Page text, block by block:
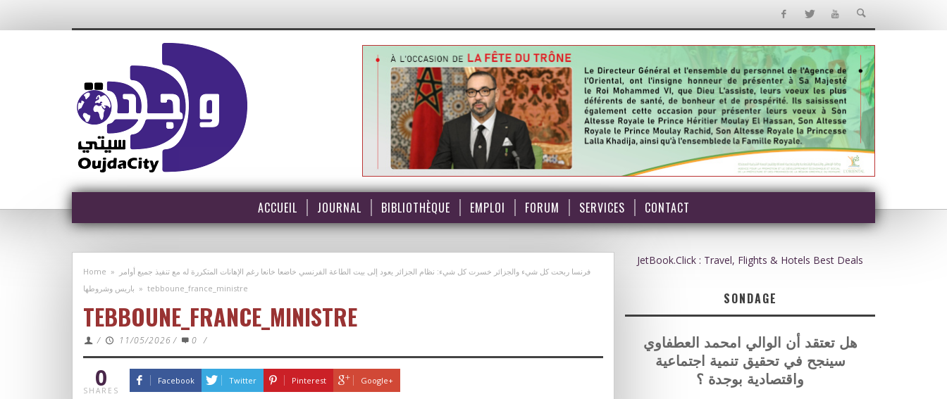
ACCUEIL JOURNAL BIBLIOTHÈQUE EMPLOI FORUM SERVICES CONTACT
Home »
فرنسا ربحت كل شيء والجزائر خسرت كل شيء: نظام الجزائر يعود إلى بيت الطاعة الفرنسي خاضعا خانعا رغم الإهانات المتكررة له مع تنفيذ جميع أوامر
باريس وشروطها » tebboune_france_ministre
TEBBOUNE_FRANCE_MINISTRE
/ 11/05/2026 / 0 /
0
SHARES
Facebook Twitter Pinterest Google+
JetBook.Click : Travel, Flights & Hotels Best Deals
SONDAGE
هل تعتقد أن الوالي امحمد العطفاوي
سينجح في تحقيق تنمية اجتماعية
واقتصادية بوجدة ؟